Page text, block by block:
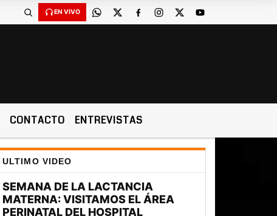
EN VIVO
CONTACTO ENTREVISTAS
ULTIMO VIDEO